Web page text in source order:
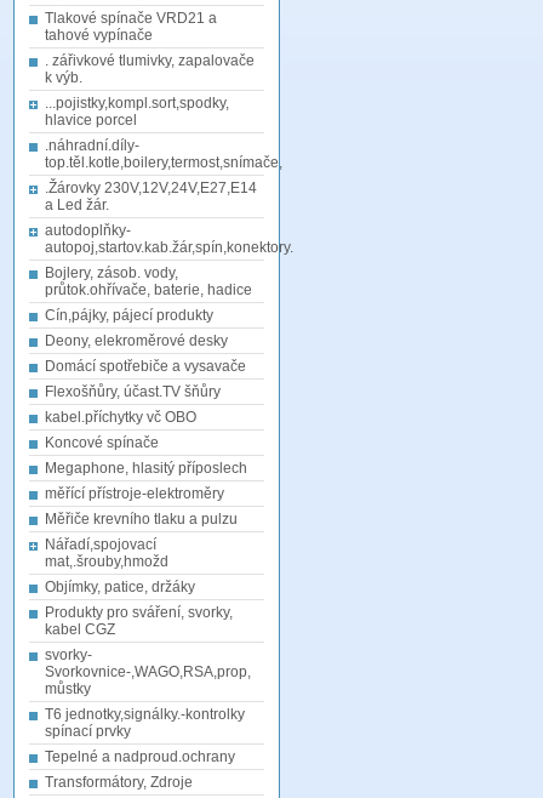
Tlakové spínače VRD21 a
tahové vypínače
. zářivkové tlumivky, zapalovače
k výb.
...pojistky,kompl.sort,spodky,
hlavice porcel
.náhradní.díly-
top.těl.kotle,boilery,termost,snímače,
.Žárovky 230V,12V,24V,E27,E14
a Led žár.
autodoplňky-
autopoj,startov.kab.žár,spín,konektory.
Bojlery, zásob. vody,
průtok.ohřívače, baterie, hadice
Cín,pájky, pájecí produkty
Deony, elekroměrové desky
Domácí spotřebiče a vysavače
Flexošňůry, účast.TV šňůry
kabel.příchytky vč OBO
Koncové spínače
Megaphone, hlasitý příposlech
měřící přístroje-elektroměry
Měřiče krevního tlaku a pulzu
Nářadí,spojovací
mat,.šrouby,hmožd
Objímky, patice, držáky
Produkty pro sváření, svorky,
kabel CGZ
svorky-
Svorkovnice-,WAGO,RSA,prop,
můstky
T6 jednotky,signálky.-kontrolky
spínací prvky
Tepelné a nadproud.ochrany
Transformátory, Zdroje